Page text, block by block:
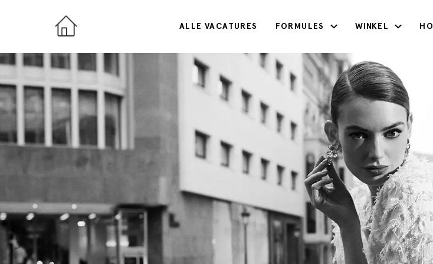
ALLE VACATURES FORMULES WINKEL